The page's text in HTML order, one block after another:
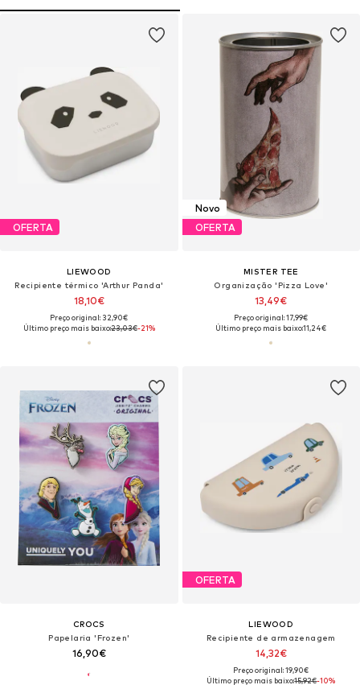
OFERTA
LIEWOOD
Recipiente térmico 'Arthur Panda'
18,10€
Preço original: 32,90€
Último preço mais baixo:23,03€-21%
Novo
OFERTA
MISTER TEE
Organização 'Pizza Love'
13,49€
Preço original: 17,99€
Último preço mais baixo:11,24€
CROCS
Papelaria 'Frozen'
16,90€
OFERTA
LIEWOOD
Recipiente de armazenagem
14,32€
Preço original: 19,90€
Último preço mais baixo:15,92€-10%